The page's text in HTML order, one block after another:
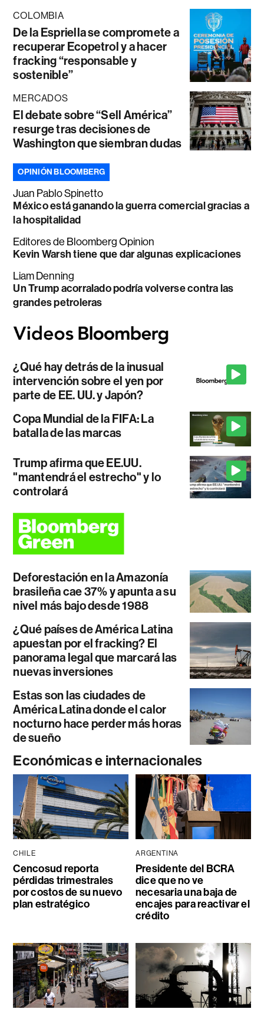
COLOMBIA
De la Espriella se compromete a
recuperar Ecopetrol y a hacer
fracking “responsable y
sostenible”
MERCADOS
El debate sobre “Sell América”
resurge tras decisiones de
Washington que siembran dudas
OPINIÓN BLOOMBERG
Juan Pablo Spinetto
México está ganando la guerra comercial gracias a
la hospitalidad
Editores de Bloomberg Opinion
Kevin Warsh tiene que dar algunas explicaciones
Liam Denning
Un Trump acorralado podría volverse contra las
grandes petroleras
¿Qué hay detrás de la inusual
intervención sobre el yen por
parte de EE. UU. y Japón?
Copa Mundial de la FIFA: La
batalla de las marcas
Trump afirma que EE.UU.
"mantendrá el estrecho" y lo
controlará
Deforestación en la Amazonía
brasileña cae 37% y apunta a su
nivel más bajo desde 1988
¿Qué países de América Latina
apuestan por el fracking? El
panorama legal que marcará las
nuevas inversiones
Estas son las ciudades de
América Latina donde el calor
nocturno hace perder más horas
de sueño
Económicas e internacionales
CHILE
Cencosud reporta
pérdidas trimestrales
por costos de su nuevo
plan estratégico
ARGENTINA
Presidente del BCRA
dice que no ve
necesaria una baja de
encajes para reactivar el
crédito